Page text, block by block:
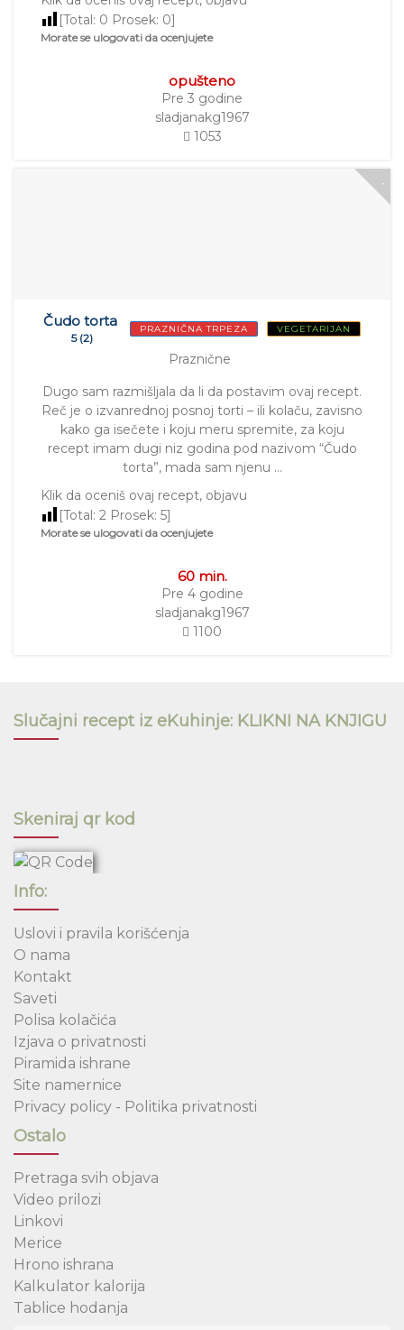
[Total: 0 Prosek: 0]
Morate se ulogovati da ocenjujete
opušteno
Pre 3 godine
sladjanakg1967
1053
Čudo torta
5 (2)
PRAZNIČNA TRPEZA VEGETARIJAN
Praznične
Dugo sam razmišljala da li da postavim ovaj recept.
Reč je o izvanrednoj posnoj torti – ili kolaču, zavisno
kako ga isečete i koju meru spremite, za koju
recept imam dugi niz godina pod nazivom “Čudo
torta”, mada sam njenu …
Klik da oceniš ovaj recept, objavu
[Total: 2 Prosek: 5]
Morate se ulogovati da ocenjujete
60 min.
Pre 4 godine
sladjanakg1967
1100
Slučajni recept iz eKuhinje: KLIKNI NA KNJIGU
Skeniraj qr kod
Info:
Uslovi i pravila korišćenja
O nama
Kontakt
Saveti
Polisa kolačića
Izjava o privatnosti
Piramida ishrane
Site namernice
Privacy policy - Politika privatnosti
Ostalo
Pretraga svih objava
Video prilozi
Linkovi
Merice
Hrono ishrana
Kalkulator kalorija
Tablice hodanja